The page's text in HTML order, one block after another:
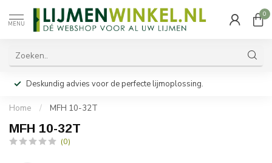
MENU
0
Deskundig advies voor de perfecte lijmoplossing.
Home / MFH 10-32T
MFH 10-32T
(0)